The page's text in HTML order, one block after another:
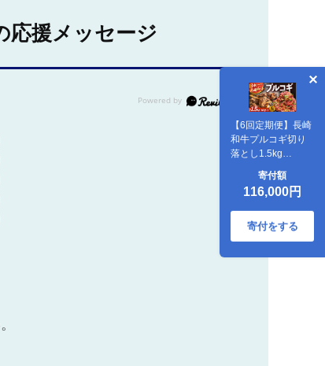
【6回定期便】長崎
和牛プルコギ切り
落とし1.5kg
500g×3パック 冷凍
真空パック / 牛肉
プルコギ 味付け済
み 小分け 真空パッ
ク / 大村市 / かとり
ストアー
寄付額
116,000円
寄付をする
応援メッセージ